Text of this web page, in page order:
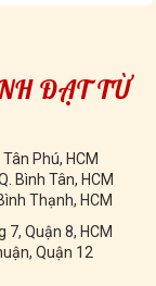
ĐẠT TỪ
Phú, HCM
Bình Tân, HCM
Thạnh, HCM
Quận 8, HCM
Quận 12